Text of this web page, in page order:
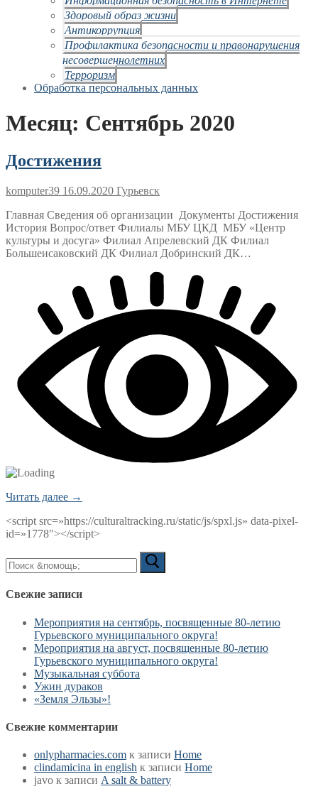
Здоровый образ жизни
Антикоррупция
Профилактика безопасности и правонарушения
несовершеннолетних
Терроризм
Обработка персональных данных
Месяц: Сентябрь 2020
Достижения
komputer39 16.09.2020 Гурьевск
Главная Сведения об организации Документы Достижения
История Вопрос/ответ Филиалы МБУ ЦКД МБУ «Центр
культуры и досуга» Филиал Апрелевский ДК Филиал
Большеисаковский ДК Филиал Добринский ДК…
Читать далее →
<script src=»https://culturaltracking.ru/static/js/spxl.js» data-pixel-
id=»1778″></script>
Искать:
Свежие записи
Мероприятия на сентябрь, посвященные 80-летию
Гурьевского муниципального округа!
Мероприятия на август, посвященные 80-летию
Гурьевского муниципального округа!
Музыкальная суббота
Ужин дураков
«Земля Эльзы»!
Свежие комментарии
onlypharmacies.com к записи Home
clindamicina in english к записи Home
javo к записи A salt & battery